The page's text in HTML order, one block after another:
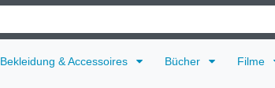
Bekleidung & Accessoires Bücher Filme